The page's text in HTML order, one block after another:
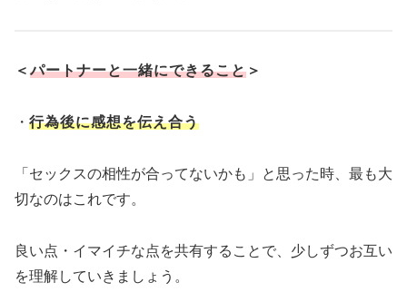
＜パートナーと一緒にできること ＞
・ 行為後に感想を伝え合う
「セックスの相性が合ってないかも」と思った時、最も大
切なのはこれです。
良い点・イマイチな点を共有することで、少しずつお互い
を理解していきましょう。